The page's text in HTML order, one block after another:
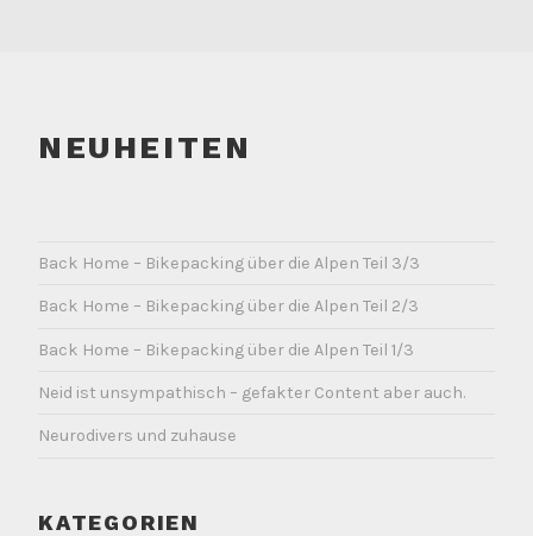
NEUHEITEN
Back Home – Bikepacking über die Alpen Teil 3/3
Back Home – Bikepacking über die Alpen Teil 2/3
Back Home – Bikepacking über die Alpen Teil 1/3
Neid ist unsympathisch – gefakter Content aber auch.
Neurodivers und zuhause
KATEGORIEN